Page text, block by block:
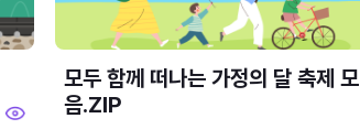
모두 함께 떠나는 가정의 달 축제 모
음.ZIP